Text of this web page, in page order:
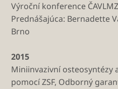
Výroční konference
Prednášajúca: Bernadette
Brno
2015
Miniinvazivní
pomocí ZSF, Odborný